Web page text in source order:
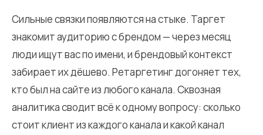
Сильные связки появляются на стыке. Таргет
знакомит аудиторию с брендом — через месяц
люди ищут вас по имени, и брендовый контекст
забирает их дёшево. Ретаргетинг догоняет тех,
кто был на сайте из любого канала. Сквозная
аналитика сводит всё к одному вопросу: сколько
стоит клиент из каждого канала и какой канал